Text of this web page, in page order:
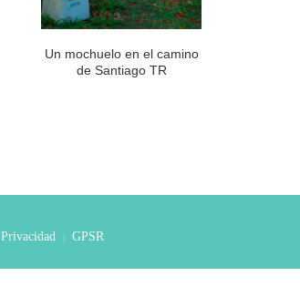
Un mochuelo en el camino
de Santiago TR
Privacidad GPSR